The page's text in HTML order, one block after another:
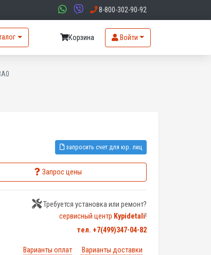
8-800-302-90-92
Корзина Войти
запросить счет для юр. лиц
Запрос цены
Требуется установка или ремонт?
сервисный центр Kypidetali!
тел. +7(499)347-04-82
Варианты оплат Варианты доставки